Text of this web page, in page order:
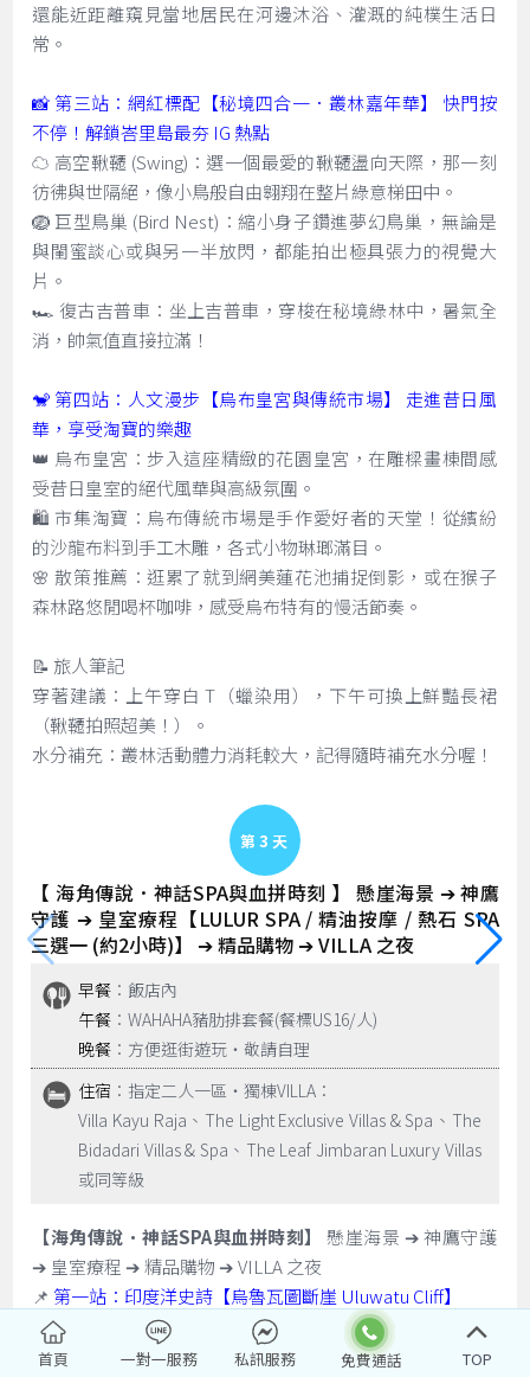
還能近距離窺見當地居民在河邊沐浴、灌溉的純樸生活日
常。
📸 第三站：網紅標配【秘境四合一．叢林嘉年華】 快門按
不停！解鎖峇里島最夯 IG 熱點
☁️ 高空鞦韆 (Swing)：選一個最愛的鞦韆盪向天際，那一刻
彷彿與世隔絕，像小鳥般自由翱翔在整片綠意梯田中。
🪺 巨型鳥巢 (Bird Nest)：縮小身子鑽進夢幻鳥巢，無論是
與閨蜜談心或與另一半放閃，都能拍出極具張力的視覺大
片。
🏎️ 復古吉普車：坐上吉普車，穿梭在秘境綠林中，暑氣全
消，帥氣值直接拉滿！
🐒 第四站：人文漫步【烏布皇宮與傳統市場】 走進昔日風
華，享受淘寶的樂趣
👑 烏布皇宮：步入這座精緻的花園皇宮，在雕樑畫棟間感
受昔日皇室的絕代風華與高級氛圍。
🛍️ 市集淘寶：烏布傳統市場是手作愛好者的天堂！從繽紛
的沙龍布料到手工木雕，各式小物琳瑯滿目。
🌸 散策推薦：逛累了就到網美蓮花池捕捉倒影，或在猴子
森林路悠閒喝杯咖啡，感受烏布特有的慢活節奏。
📝 旅人筆記
穿著建議：上午穿白 T（蠟染用），下午可換上鮮豔長裙
（鞦韆拍照超美！）。
水分補充：叢林活動體力消耗較大，記得隨時補充水分喔！
Day 3
【 海角傳說．神話SPA與血拼時刻 】 懸崖海景 ➔ 神鷹
守護 ➔ 皇室療程【LULUR SPA / 精油按摩 / 熱石 SPA
三選一 (約2小時)】 ➔ 精品購物 ➔ VILLA 之夜
早餐 ：飯店內
午餐 ：WAHAHA豬肋排套餐(餐標US16/人)
晚餐 ：方便逛街遊玩‧敬請自理
住宿 ：指定二人一區‧獨棟VILLA：
Villa Kayu Raja、The Light Exclusive Villas & Spa、The
Bidadari Villas & Spa、The Leaf Jimbaran Luxury Villas
或同等級
【海角傳說．神話SPA與血拼時刻】
懸崖海景 ➔ 神鷹守護
➔ 皇室療程 ➔ 精品購物 ➔ VILLA 之夜
📌 第一站：印度洋史詩【烏魯瓦圖斷崖 Uluwatu Cliff】
📍 絕佳視角：站在斷崖之巔，俯瞰浩瀚無邊的印度洋。斷
崖上是觀海的絕佳位置，典型的峇里島精緻建築與朝向大海
首頁 一對一服務 私訊服務 TOP